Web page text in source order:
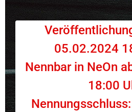
05.02.2024
Nennbar in NeOn
18:00